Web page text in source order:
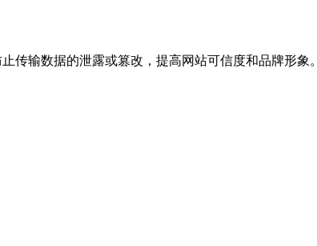
传输数据的泄露或篡改，提高网站可信度和品牌形象。